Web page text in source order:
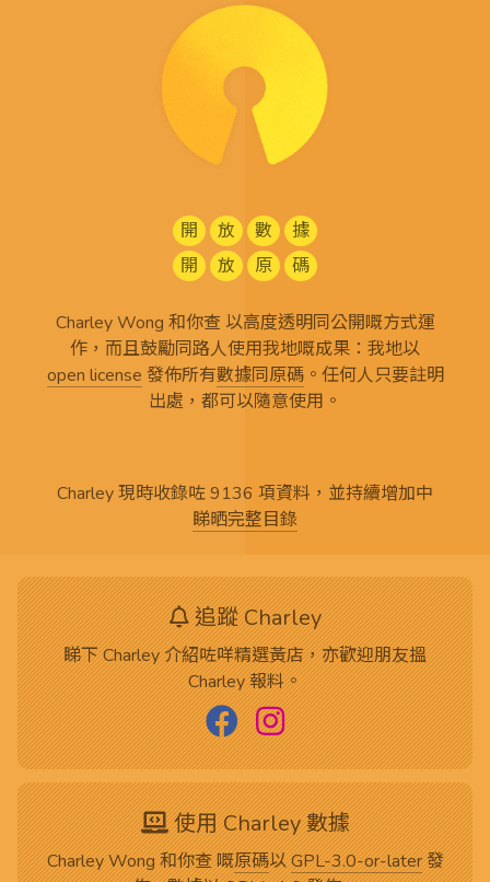
開 放 數
據
開
放 原 碼
Charley Wong 和你查 以高度透明同公開嘅方式運
作，而且鼓勵同路人使用我地嘅成果：我地以
open license 發佈所有數據同原碼。任何人只要註明
出處，都可以隨意使用。
Charley 現時收錄咗 9136 項資料，並持續增加中
睇晒完整目錄
追蹤 Charley
睇下 Charley 介紹咗咩精選黃店，亦歡迎朋友搵
Charley 報料。
使用 Charley 數據
Charley Wong 和你查 嘅原碼以GPL-3.0-or-later發